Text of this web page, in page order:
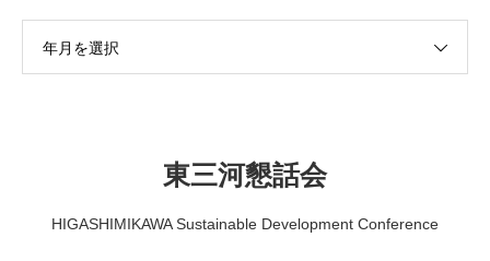
年月を選択
東三河懇話会
HIGASHIMIKAWA Sustainable Development Conference